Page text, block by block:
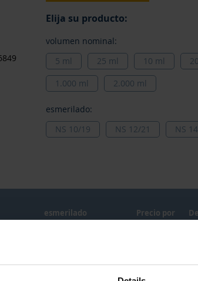
Elija su producto:
volumen nominal:
5 ml
25 ml 10 ml
1.000 ml
2.000 ml
esmerilado:
NS 10/19
NS 12/21 NS
esmerilado
artículos
agrupados
Precio por